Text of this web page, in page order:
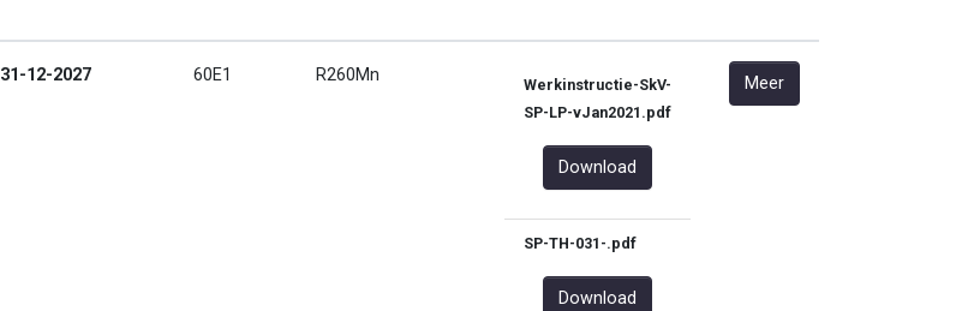
31-12-2027 60E1 R260Mn
Werkinstructie-SkV-
SP-LP-vJan2021.pdf
Download
SP-TH-031-.pdf
Download
Meer